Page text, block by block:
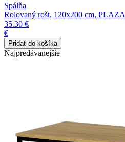
Spálňa
Rolovaný rošt, 120x200 cm, PLAZA
35.30 €
€
Najpredávanejšie